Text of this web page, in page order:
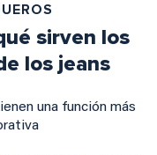
sirven los
los jeans
una función más